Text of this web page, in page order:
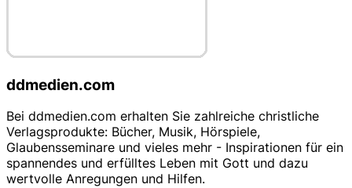
ddmedien.com
Bei ddmedien.com erhalten Sie zahlreiche christliche
Verlagsprodukte: Bücher, Musik, Hörspiele,
Glaubensseminare und vieles mehr - Inspirationen für ein
spannendes und erfülltes Leben mit Gott und dazu
wertvolle Anregungen und Hilfen.